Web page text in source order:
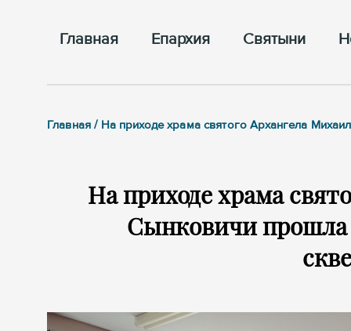
Главная Епархия Cвятыни
Главная / На приходе храма святого Архангела
На приходе храма
Сынковичи прошла